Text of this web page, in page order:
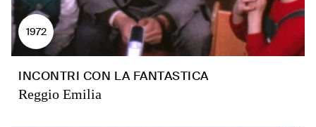
1972
INCONTRI CON LA FANTASTICA
Reggio Emilia